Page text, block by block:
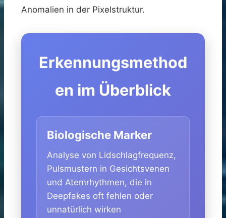
Anomalien in der Pixelstruktur.
Erkennungsmethod
en im Überblick
Biologische Marker
Analyse von Lidschlagfrequenz,
Pulsmustern in Gesichtsvenen
und Atemrhythmen, die in
Deepfakes oft fehlen oder
unnatürlich wirken